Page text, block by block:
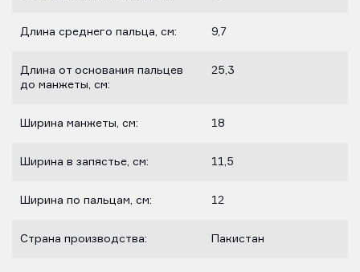
Длина среднего пальца, см: 9,7
Длина от основания пальцев
до манжеты, см:
25,3
Ширина манжеты, см: 18
Ширина в запястье, см: 11,5
Ширина по пальцам, см: 12
Страна производства: Пакистан